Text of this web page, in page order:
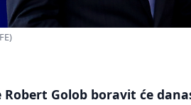
Robert Golob boravit će